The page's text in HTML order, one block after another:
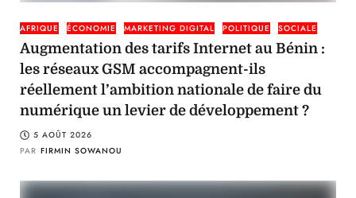
AFRIQUE ÉCONOMIE MARKETING DIGITAL POLITIQUE SOCIALE
Augmentation des tarifs Internet au Bénin :
les réseaux GSM accompagnent-ils
réellement l’ambition nationale de faire du
numérique un levier de développement ?
5 AOÛT 2026
PAR FIRMIN SOWANOU